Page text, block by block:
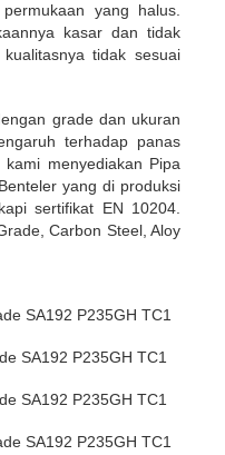
yang halus.
kasar dan tidak
tidak sesuai
grade dan ukuran
terhadap panas
menyediakan Pipa
yang di produksi
sertifikat EN 10204.
Carbon Steel, Aloy
SA192 P235GH TC1
SA192 P235GH TC1
SA192 P235GH TC1
SA192 P235GH TC1